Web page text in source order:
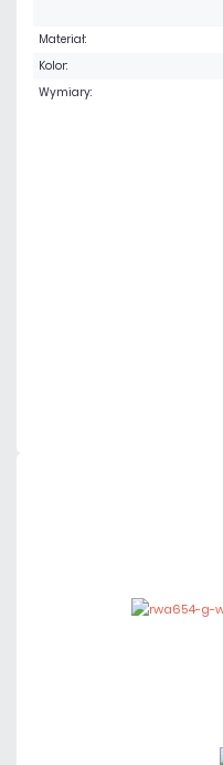
Materiał:
Kolor:
Wymiary: